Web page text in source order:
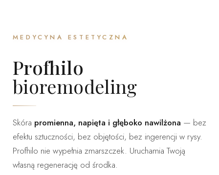
MEDYCYNA ESTETYCZNA
Profhilo
bioremodeling
Skóra promienna, napięta i głęboko nawilżona — bez
efektu sztuczności, bez objętości, bez ingerencji w rysy.
Profhilo nie wypełnia zmarszczek. Uruchamia Twoją
własną regenerację od środka.